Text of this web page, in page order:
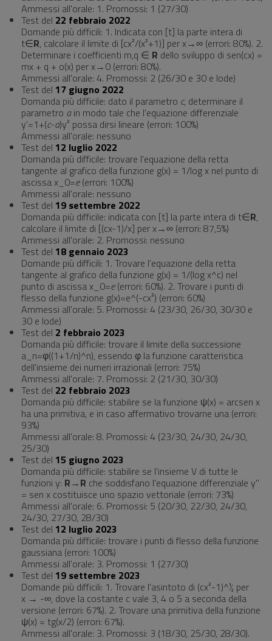
Ammessi all'orale: 1. Promossi: 1 (27/30)
Test del 22 febbraio 2022
Domande più difficili: 1. Indicata con [t] la parte intera di
t∈R, calcolare il limite di [cx²/(x²+1)] per x→∞ (errori: 80%). 2.
Determinare i coefficienti m,q ∈ R dello sviluppo di sen(cx) =
mx + q + o(x) per x→0 (errori: 80%).
Ammessi all'orale: 4. Promossi: 2 (26/30 e 30 e lode)
Test del 17 giugno 2022
Domanda più difficile: dato il parametro c, determinare il
parametro ain modo tale che l'equazione differenziale
y'=1+(c-a)y² possa dirsi lineare (errori: 100%)
Ammessi all'orale: nessuno
Test del 12 luglio 2022
Domanda più difficile: trovare l'equazione della retta
tangente al grafico della funzione g(x) = 1/log x nel punto di
ascissa x_0=e(errori: 100%)
Ammessi all'orale: nessuno
Test del 19 settembre 2022
Domanda più difficile: indicata con [t] la parte intera di t∈R,
calcolare il limite di [(cx-1)/x] per x→∞ (errori: 87,5%)
Ammessi all'orale: 2. Promossi: nessuno
Test del 18 gennaio 2023
Domande più difficili: 1. Trovare l'equazione della retta
tangente al grafico della funzione g(x) = 1/(log x^c) nel
punto di ascissa x_0=e(errori: 60%). 2. Trovare i punti di
flesso della funzione g(x)=e^(-cx²) (errori: 60%)
Ammessi all'orale: 5. Promossi: 4 (23/30, 26/30, 30/30 e
30 e lode)
Test del 2 febbraio 2023
Domanda più difficile: trovare il limite della successione
a_n=φ((1+1/n)^n), essendo φ la funzione caratteristica
dell'insieme dei numeri irrazionali (errori: 75%)
Ammessi all'orale: 7. Promossi: 2 (21/30, 30/30)
Test del 22 febbraio 2023
Domanda più difficile: stabilire se la funzione ψ(x) = arcsen x
ha una primitiva, e in caso affermativo trovarne una (errori:
93%)
Ammessi all'orale: 8. Promossi: 4 (23/30, 24/30, 24/30,
25/30)
Test del 15 giugno 2023
Domanda più difficile: stabilire se l'insieme V di tutte le
funzioni y: R→R che soddisfano l'equazione differenziale y''
= sen x costituisce uno spazio vettoriale (errori: 73%)
Ammessi all'orale: 6. Promossi: 5 (20/30, 22/30, 24/30,
24/30, 27/30, 28/30)
Test del 12 luglio 2023
Domanda più difficile: trovare i punti di flesso della funzione
gaussiana (errori: 100%)
Ammessi all'orale: 3. Promossi: 1 (27/30)
Test del 19 settembre 2023
Domande più difficili: 1. Trovare l'asintoto di (cx²-1)^½ per
x → -∞, dove la costante c vale 3, 4 o 5 a seconda della
versione (errori: 67%). 2. Trovare una primitiva della funzione
ψ(x) = tg(x/2) (errori: 67%).
Ammessi all'orale: 3. Promossi: 3 (18/30, 25/30, 28/30).